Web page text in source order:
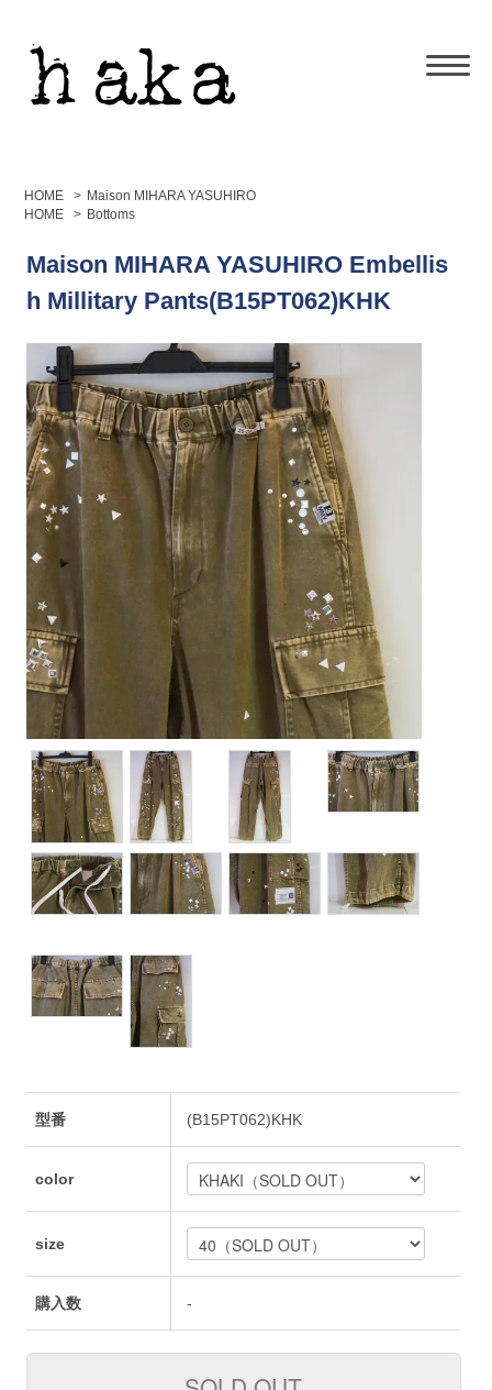
HOME > Maison MIHARA YASUHIRO
HOME
> Bottoms
Maison MIHARA YASUHIRO Embellis
h Millitary Pants(B15PT062)KHK
型番 (B15PT062)KHK
color
size
購入数 -